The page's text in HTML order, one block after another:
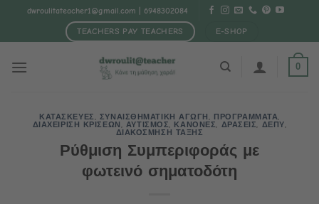
Μετάβαση
περιεχόμενο
dwroulitateacher1@gmail.com | 6948302084
TEACHERS PAY TEACHERS E-SHOP
0
ΚΑΤΑΣΚΕΥΕΣ, ΣΥΝΑΙΣΘΗΜΑΤΙΚΗ ΑΓΩΓΗ, ΠΡΟΓΡΑΜΜΑΤΑ,
ΔΙΑΧΕΙΡΙΣΗ ΚΡΙΣΕΩΝ , ΑΥΤΙΣΜΟΣ, ΚΑΝΟΝΕΣ, ΔΡΑΣΕΙΣ, ΔΕΠΥ,
ΔΙΑΚΟΣΜΗΣΗ ΤΑΞΗΣ
Ρύθμιση Συμπεριφοράς με
φωτεινό σηματοδότη